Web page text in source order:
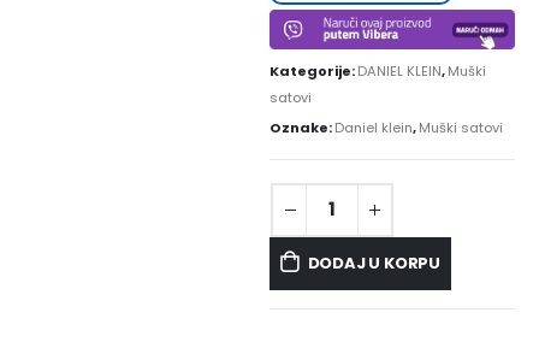
Kategorije:DANIEL KLEIN,Muški
satovi
Oznake:Daniel klein,Muški satovi
DODAJ U KORPU